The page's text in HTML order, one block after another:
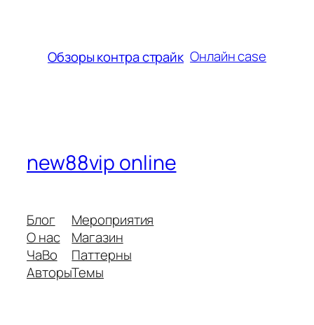
Обзоры контра страйк Онлайн case
new88vip online
Блог
О нас
ЧаВо
Авторы
Мероприятия
Магазин
Паттерны
Темы